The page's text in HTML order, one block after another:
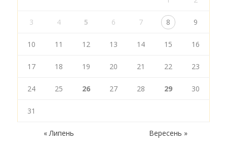
3 4 5 6 7 8 9
10 11 12 13 14 15 16
17 18 19 20 21 22 23
24 25 26 27 28 29 30
31
« Липень Вересень »